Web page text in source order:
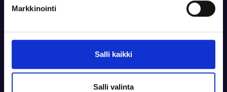
Markkinointi
Salli kaikki
Salli valinta